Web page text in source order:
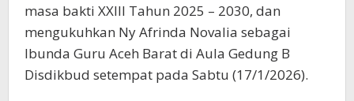
masa bakti XXIII Tahun 2025 – 2030, dan
mengukuhkan Ny Afrinda Novalia sebagai
Ibunda Guru Aceh Barat di Aula Gedung B
Disdikbud setempat pada Sabtu (17/1/2026).